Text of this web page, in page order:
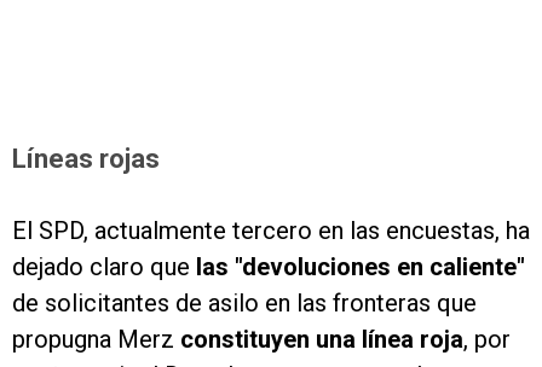
Líneas rojas
El SPD, actualmente tercero en las encuestas, ha
dejado claro que las "devoluciones en caliente"
de solicitantes de asilo en las fronteras que
propugna Merz constituyen una línea roja, por